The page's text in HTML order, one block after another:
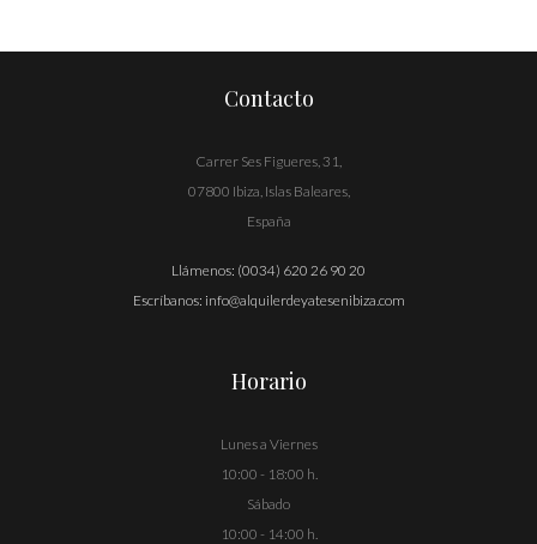
entradas
Contacto
Carrer Ses Figueres, 31,
07800 Ibiza, Islas Baleares,
España
Llámenos: (0034) 620 26 90 20
Escríbanos: info@alquilerdeyatesenibiza.com
Horario
Lunes a Viernes
10:00 - 18:00 h.
Sábado
10:00 - 14:00 h.